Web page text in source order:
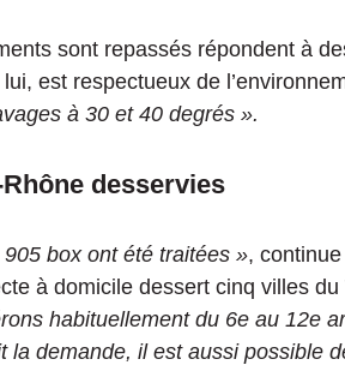
sont repassés répondent à
est respectueux de
à 30 et 40 degrés ».
desservies
box ont été traitées »,
à domicile dessert cinq villes
habituellement du 6e au 12e
demande, il est aussi possible